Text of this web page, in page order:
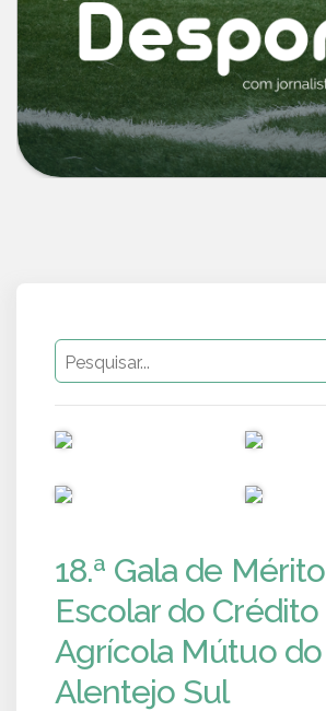
18.ª Gala de Mérito
Escolar do Crédito
Agrícola Mútuo do
Alentejo Sul